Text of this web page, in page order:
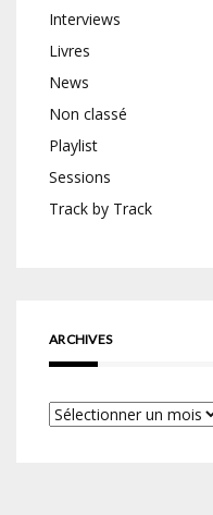
Interviews
Livres
News
Non classé
Playlist
Sessions
Track by Track
ARCHIVES
Archives